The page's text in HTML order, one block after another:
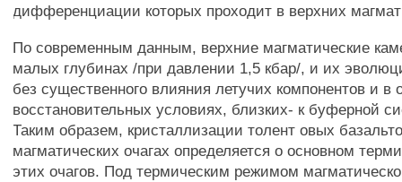
дифференциации которых проходит в верхних
По современным данным, верхние магматические
малых глубинах /при давлении 1,5 кбар/, и их
без существенного влияния летучих компонентов и в
восстановительных условиях, близких- к буферной
Таким образем, кристаллизации толент овых
магматических очагах определяется о основном
этих очагов. Под термическим режимом